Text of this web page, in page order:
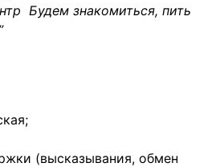
Будем знакомиться, пить
(высказывания, обмен